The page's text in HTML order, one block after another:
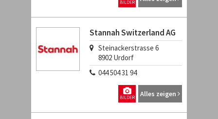
BILDER
Stannah Switzerland AG
Steinackerstrasse 6
8902 Urdorf
044 504 31 94
Alles zeigen
BILDER